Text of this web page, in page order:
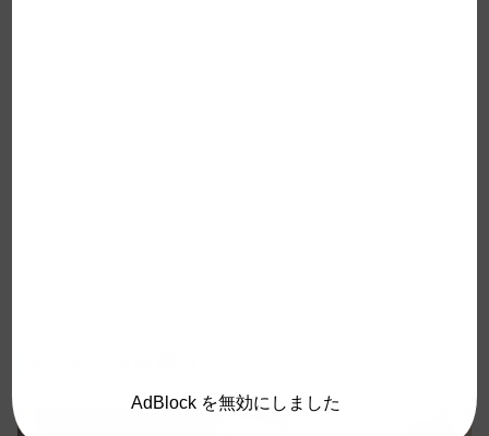
AdBlock を無効にしました